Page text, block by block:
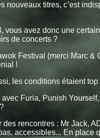
nouveaux titres, c’est
vous avez donc une
de concerts ?
Festival (merci Marc &
!
les conditions étaient top
Furia, Punish
rencontres : Mr Jack,
accessibles... En place